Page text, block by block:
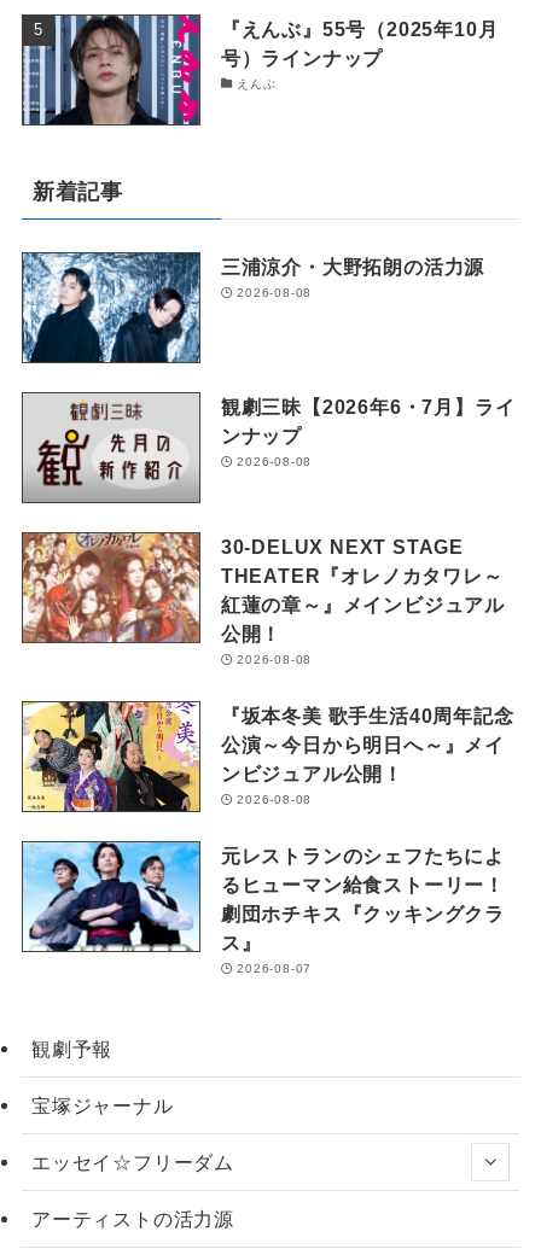
『えんぶ』55号（2025年10月
号）ラインナップ
えんぶ
新着記事
三浦涼介・大野拓朗の活力源
2026-08-08
観劇三昧【2026年6・7月】ライ
ンナップ
2026-08-08
30-DELUX NEXT STAGE
THEATER『オレノカタワレ～
紅蓮の章～』メインビジュアル
公開！
2026-08-08
『坂本冬美 歌手生活40周年記念
公演～今日から明日へ～』メイ
ンビジュアル公開！
2026-08-08
元レストランのシェフたちによ
るヒューマン給食ストーリー！
劇団ホチキス『クッキングクラ
ス』
2026-08-07
観劇予報
宝塚ジャーナル
エッセイ☆フリーダム
アーティストの活力源